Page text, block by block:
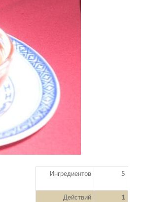
Ингредиентов 5
Действий 1